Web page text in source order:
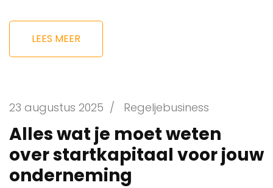
LEES MEER
23 augustus 2025 / Regeljebusiness
Alles wat je moet weten
over startkapitaal voor jouw
onderneming